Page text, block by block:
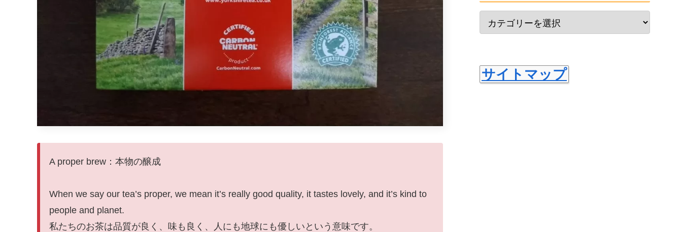
A proper brew：本物の醸成
When we say our tea’s proper, we mean it’s really good quality, it tastes lovely, and it’s kind to
people and planet.
私たちのお茶は品質が良く、味も良く、人にも地球にも優しいという意味です。
サイトマップ